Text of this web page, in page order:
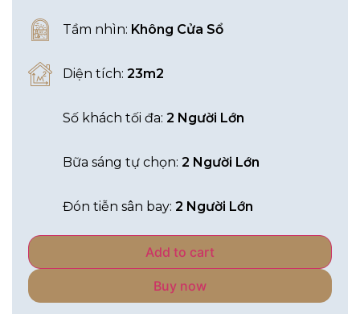
Tầm nhìn: Không Cửa Sổ
Diện tích: 23m2
Số khách tối đa: 2 Người Lớn
Bữa sáng tự chọn: 2 Người Lớn
Đón tiễn sân bay: 2 Người Lớn
Add to cart
Buy now